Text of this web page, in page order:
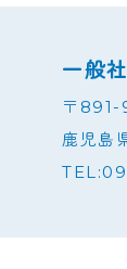
一般
〒
鹿児島